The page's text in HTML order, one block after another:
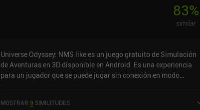
83%
similar
Universe Odyssey: NMS like es un juego gratuito de Simulación
de Aventuras en 3D disponible en Android. Es una experiencia
para un jugador que se puede jugar sin conexión en modo
MOSTRAR 9 SIMILITUDES